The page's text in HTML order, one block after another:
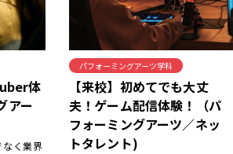
体
アー
く業界
パフォーミングアーツ学科
【来校】初めてでも大丈
夫！ゲーム配信体験！（パ
フォーミングアーツ／ネッ
トタレント)